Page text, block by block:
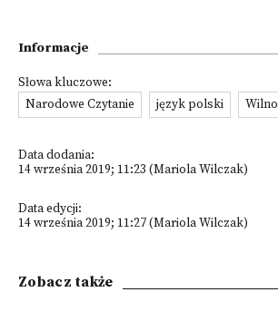
Informacje
Słowa kluczowe:
Narodowe Czytanie
język polski Wilno
Data dodania:
14 września 2019; 11:23 (Mariola Wilczak)
Data edycji:
14 września 2019; 11:27 (Mariola Wilczak)
Zobacz także